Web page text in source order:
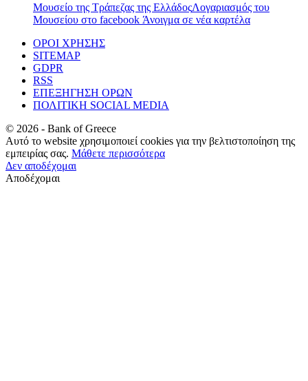
Μουσείο της Τράπεζας της ΕλλάδοςΛογαριασμός του
Μουσείου στο facebook Άνοιγμα σε νέα καρτέλα
ΟΡΟΙ ΧΡΗΣΗΣ
SITEMAP
GDPR
RSS
ΕΠΕΞΗΓΗΣΗ ΟΡΩΝ
ΠΟΛΙΤΙΚΗ SOCIAL MEDIA
© 2026 - Bank of Greece
Αυτό το website χρησιμοποιεί cookies για την βελτιστοποίηση της
εμπειρίας σας. Μάθετε περισσότερα
Δεν αποδέχομαι
Αποδέχομαι